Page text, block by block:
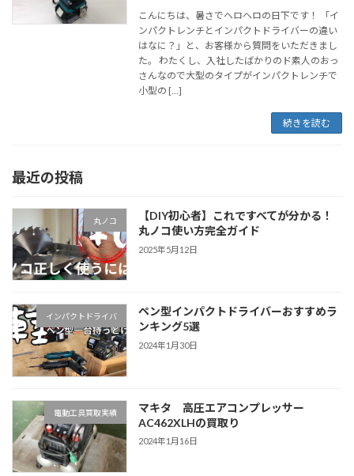
こんにちは、暑さでヘロヘロの日下です！ 「イ
ンパクトレンチとインパクトドライバーの違い
はなに？」と、お客様から質問をいただきまし
た。 わたくし、入社したばかりのド素人のおっ
さんなので大型のタイプがインパクトレンチで
小型の […]
続きを読む
最近の投稿
丸ノコ
【DIY初心者】これですべてが分かる！
丸ノコ使い方完全ガイド
2025年5月12日
インパクトドライバ
ペン型インパクトドライバーおすすめラ
ンキング5選
2024年1月30日
電動工具買取実績
マキタ 高圧エアコンプレッサー
AC462XLHの買取り
2024年1月16日